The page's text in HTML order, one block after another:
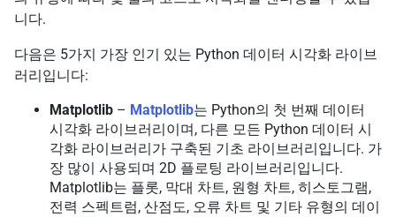
니다.
다음은 5가지 가장 인기 있는 Python 데이터 시각화 라이브
러리입니다:
Matplotlib – Matplotlib는 Python의 첫 번째 데이터
시각화 라이브러리이며, 다른 모든 Python 데이터 시
각화 라이브러리가 구축된 기초 라이브러리입니다. 가
장 많이 사용되며 2D 플로팅 라이브러리입니다.
Matplotlib는 플롯, 막대 차트, 원형 차트, 히스토그램,
전력 스펙트럼, 산점도, 오류 차트 및 기타 유형의 데이